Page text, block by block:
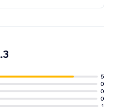
5
0
0
0